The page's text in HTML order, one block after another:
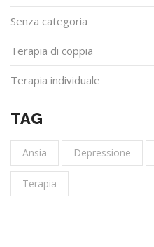
Senza categoria
Terapia di coppia
Terapia individuale
TAG
Ansia Depressione
Terapia